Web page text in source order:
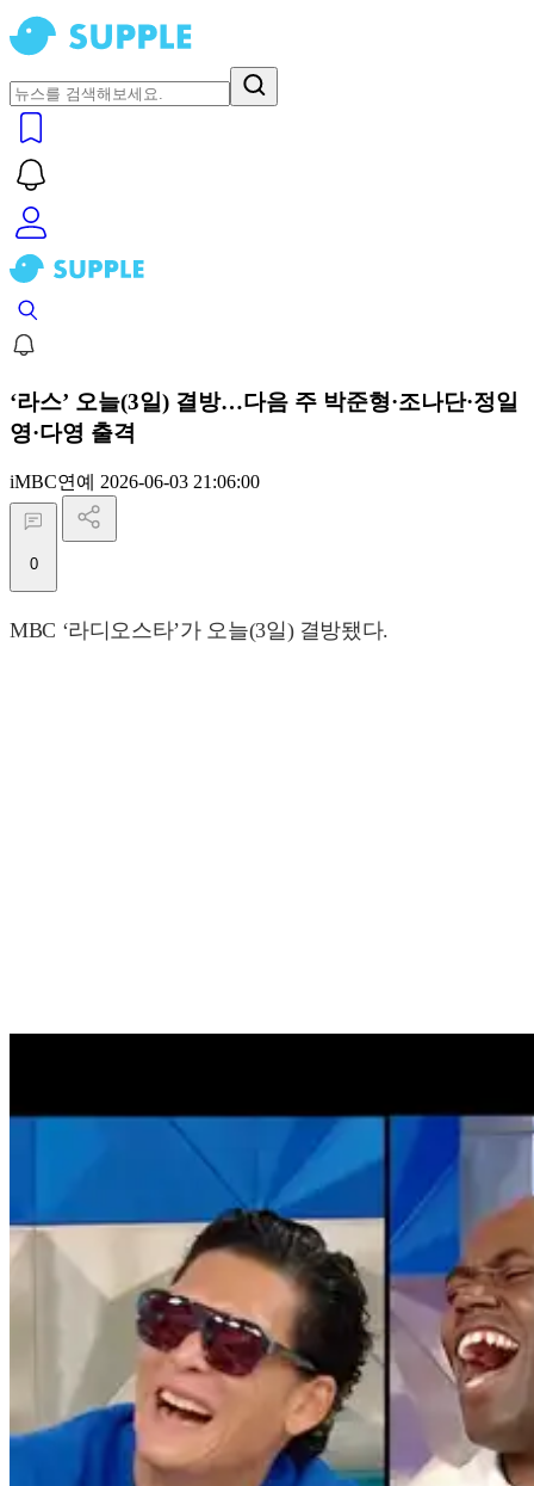
‘라스’ 오늘(3일) 결방…다음 주 박준형·조나단·정일
영·다영 출격
iMBC연예 2026-06-03 21:06:00
0
MBC ‘라디오스타’가 오늘(3일) 결방됐다.